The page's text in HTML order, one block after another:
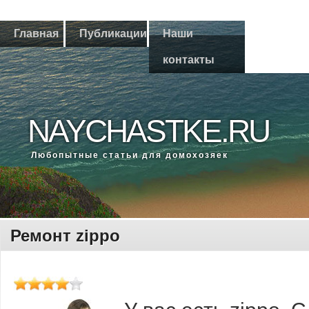
Главная Публикации Наши
контакты
NAYCHASTKE.RU
Любοпытные статьи для домοхозяек
Ремонт zippo